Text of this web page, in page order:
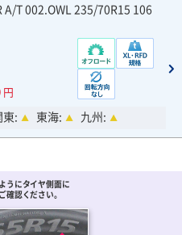
A/T 002.OWL 235/70R15 106
円
東: 東海: 九州:
うにタイヤ側面に
確認ください。